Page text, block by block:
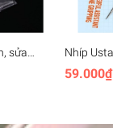
sửa
Nhíp
điện, độ
59.000₫